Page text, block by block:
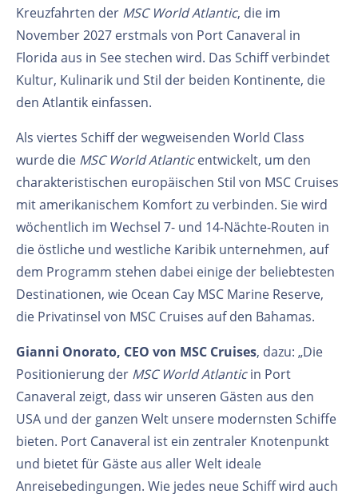
Kreuzfahrten der MSC World Atlantic, die im
November 2027 erstmals von Port Canaveral in
Florida aus in See stechen wird. Das Schiff verbindet
Kultur, Kulinarik und Stil der beiden Kontinente, die
den Atlantik einfassen.
Als viertes Schiff der wegweisenden World Class
wurde die MSC World Atlanticentwickelt, um den
charakteristischen europäischen Stil von MSC Cruises
mit amerikanischem Komfort zu verbinden. Sie wird
wöchentlich im Wechsel 7- und 14-Nächte-Routen in
die östliche und westliche Karibik unternehmen, auf
dem Programm stehen dabei einige der beliebtesten
Destinationen, wie Ocean Cay MSC Marine Reserve,
die Privatinsel von MSC Cruises auf den Bahamas.
Gianni Onorato, CEO von MSC Cruises, dazu: „Die
Positionierung der MSC World Atlanticin Port
Canaveral zeigt, dass wir unseren Gästen aus den
USA und der ganzen Welt unsere modernsten Schiffe
bieten. Port Canaveral ist ein zentraler Knotenpunkt
und bietet für Gäste aus aller Welt ideale
Anreisebedingungen. Wie jedes neue Schiff wird auch